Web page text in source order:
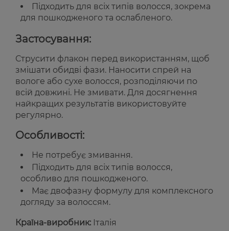
Підходить для всіх типів волосся, зокрема
для пошкодженого та ослабленого.
Застосування:
Струсити флакон перед використанням, щоб
змішати обидві фази. Наносити спрей на
вологе або сухе волосся, розподіляючи по
всій довжині. Не змивати. Для досягнення
найкращих результатів використовуйте
регулярно.
Особливості:
Не потребує змивання.
Підходить для всіх типів волосся,
особливо для пошкодженого.
Має двофазну формулу для комплексного
догляду за волоссям.
Країна-виробник: Італія